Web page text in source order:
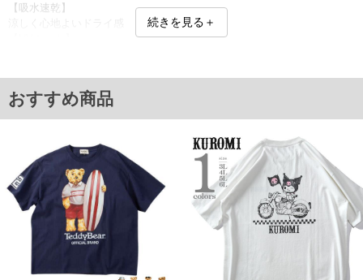
【吸水速乾】
■サイズ表
サイズ/バスト/総丈/裾周り/肩幅/袖丈
5L/150/82/150/62/26
6L/160/84/160/64/27
8L/180/88/180/68/29
単位はcm
※【返品交換について】
返品交換希望の方は、商品到着後1週間以内にご連絡ください。
続きを見る＋
おすすめ商品